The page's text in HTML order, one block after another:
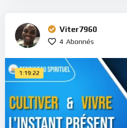
Viter7960
4 Abonnés
1:19:22